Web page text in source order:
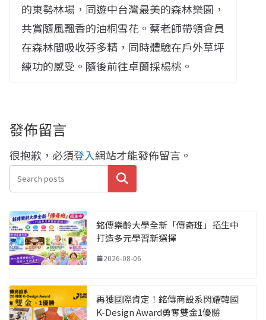
的東勢林場，同遊中台灣最美的森林樂園，
共賞隨風飄香的油桐雪花。蔡老師帶領會員
在森林間吸收芬多精，同時體驗在戶外草坪
練功的感受。隨後前往卓蘭採楊桃。
發佈留言
很抱歉，必須登入網站才能發佈留言。
搜尋
銘傳樂齡大學全新「傳奇班」招生中
打造多元學習新選擇
2026-08-06
再獲國際肯定！銘傳商設系閃耀韓國
K-Design Award勇奪雙金1優勝